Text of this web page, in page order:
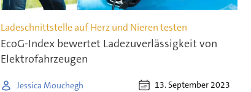
Ladeschnittstelle auf Herz und Nieren testen
EcoG-Index bewertet Ladezuverlässigkeit von
Elektrofahrzeugen
Jessica Mouchegh 13. September 2023